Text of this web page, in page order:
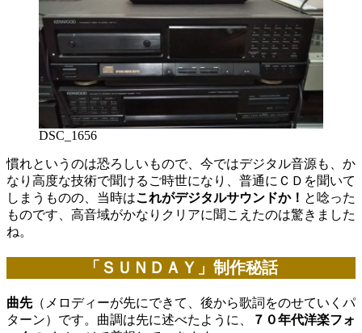
DSC_1656
慣れというのは恐ろしいもので、今ではデジタル音源も、か
なり高度な技術で聞けるご時世になり、普通にＣＤを聞いて
しまうものの、当時はこれがデジタルサウンドか！ と唸った
ものです、高音域がかなりクリアに聞こえたのは驚きました
ね。
「ＳＵＮＤＡＹ」制作秘話
曲先（メロディーが先にできて、後から歌詞をのせていくパ
ターン）です。曲調は先に述べたように、
７０年代洋楽フォ